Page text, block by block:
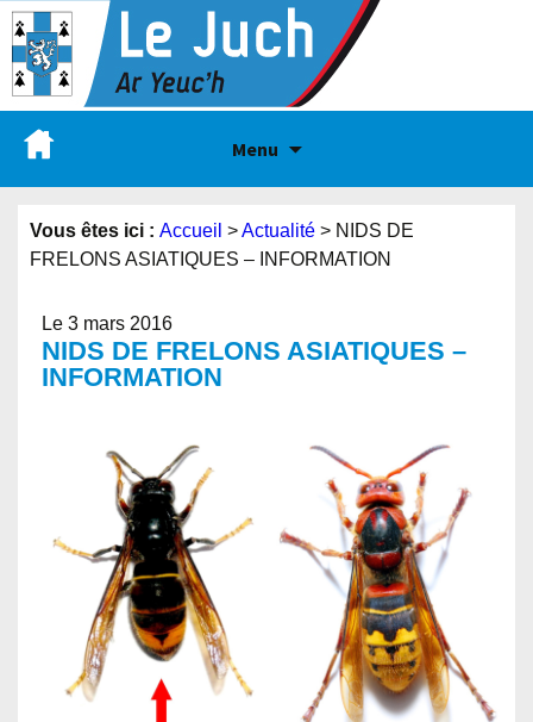
Menu
Vous êtes ici : Accueil >Actualité > NIDS DE
FRELONS ASIATIQUES – INFORMATION
Le 3 mars 2016
NIDS DE FRELONS ASIATIQUES –
INFORMATION